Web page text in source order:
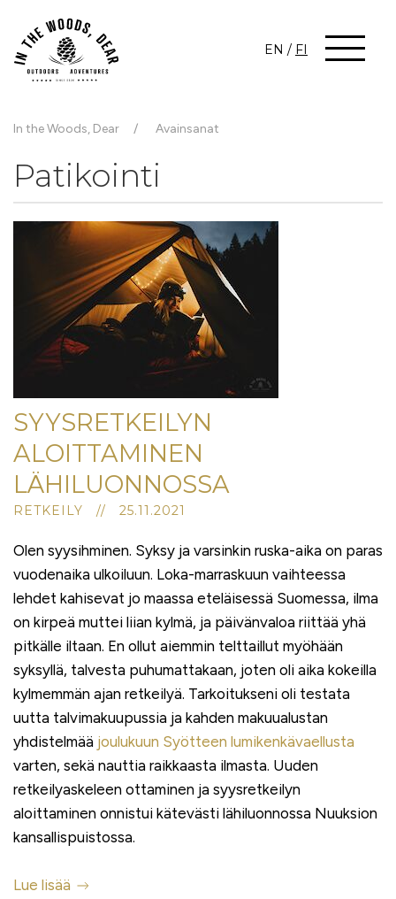
EN / FI
In the Woods, Dear Avainsanat
Patikointi
SYYSRETKEILYN
ALOITTAMINEN
LÄHILUONNOSSA
RETKEILY // 25.11.2021
Olen syysihminen. Syksy ja varsinkin ruska-aika on paras
vuodenaika ulkoiluun. Loka-marraskuun vaihteessa
lehdet kahisevat jo maassa eteläisessä Suomessa, ilma
on kirpeä muttei liian kylmä, ja päivänvaloa riittää yhä
pitkälle iltaan. En ollut aiemmin telttaillut myöhään
syksyllä, talvesta puhumattakaan, joten oli aika kokeilla
kylmemmän ajan retkeilyä. Tarkoitukseni oli testata
uutta talvimakuupussia ja kahden makuualustan
yhdistelmää joulukuun Syötteen lumikenkävaellusta
varten, sekä nauttia raikkaasta ilmasta. Uuden
retkeilyaskeleen ottaminen ja syysretkeilyn
aloittaminen onnistui kätevästi lähiluonnossa Nuuksion
kansallispuistossa.
Lue lisää